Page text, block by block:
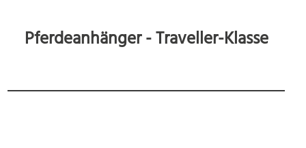
Pferdeanhänger - Traveller-Klasse